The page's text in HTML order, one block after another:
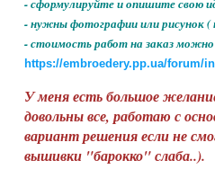
- сформулируйте и опишите свою
- нужны фотографии или рисунок
- стоимость работ на заказ можно
https://embroedery.pp.ua/forum/
У меня есть большое
довольны все, работаю с
вариант решения если не
вышивки "барокко" слаба..).